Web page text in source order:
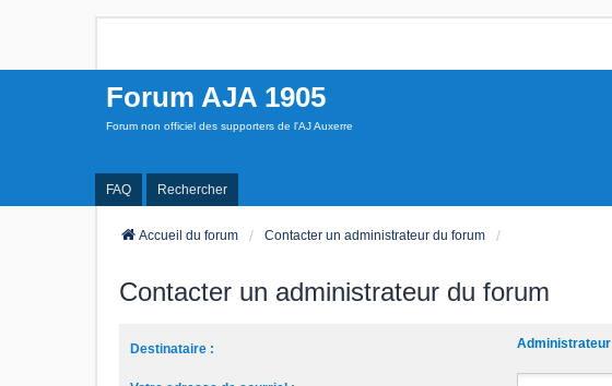
FAQ Rechercher
Forum AJA 1905
Forum non officiel des supporters de l'AJ Auxerre
Accueil du forum Contacter un administrateur du forum
Contacter un administrateur du forum
Destinataire : Administrateur